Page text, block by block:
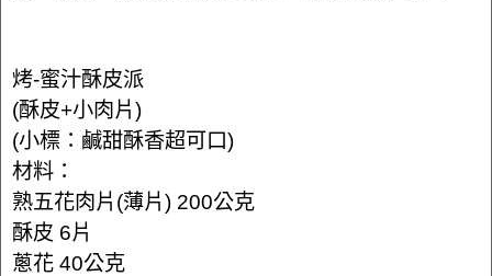
烤-蜜汁酥皮派
(酥皮+小肉片)
(小標：鹹甜酥香超可口)
材料：
熟五花肉片(薄片) 200公克
酥皮 6片
蔥花 40公克